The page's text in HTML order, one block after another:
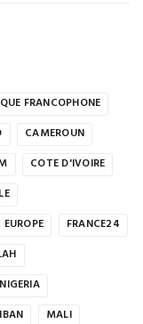
FRANCOPHONE
CAMEROUN
COTE D'IVOIRE
EUROPE
FRANCE24
MALI